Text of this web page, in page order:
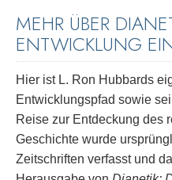
MEHR ÜBER
ENTWICKLUNG
Hier ist L. Ron Hubbards
Entwicklungspfad sowie
Reise zur Entdeckung des
Geschichte wurde
Zeitschriften verfasst und